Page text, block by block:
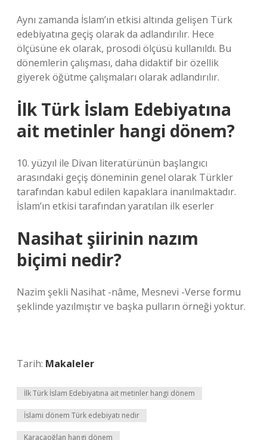
Aynı zamanda İslam’ın etkisi altında gelişen Türk
edebiyatına geçiş olarak da adlandırılır. Hece
ölçüsüne ek olarak, prosodi ölçüsü kullanıldı. Bu
dönemlerin çalışması, daha didaktif bir özellik
giyerek öğütme çalışmaları olarak adlandırılır.
İlk Türk İslam Edebiyatına
ait metinler hangi dönem?
10. yüzyıl ile Divan literatürünün başlangıcı
arasındaki geçiş döneminin genel olarak Türkler
tarafından kabul edilen kapaklara inanılmaktadır.
İslam’ın etkisi tarafından yaratılan ilk eserler
Nasihat şiirinin nazım
biçimi nedir?
Nazim şekli Nasihat -nâme, Mesnevi -Verse formu
şeklinde yazılmıştır ve başka pulların örneği yoktur.
Tarih: Makaleler
İlk Türk İslam Edebiyatına ait metinler hangi dönem
İslami dönem Türk edebiyatı nedir
Karacaoğlan hangi dönem